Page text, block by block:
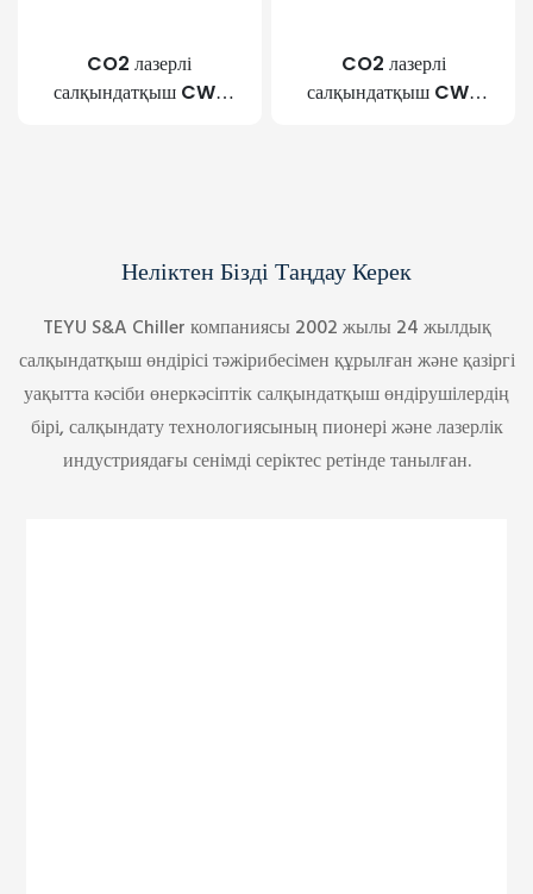
CO2 лазерлі
салқындатқыш CW-
CO2 лазерлі
салқындатқыш CW-
Неліктен Бізді Таңдау Керек
TEYU S&A Chiller компаниясы 2002 жылы 24 жылдық
салқындатқыш өндірісі тәжірибесімен құрылған және қазіргі
уақытта кәсіби өнеркәсіптік салқындатқыш өндірушілердің
бірі, салқындату технологиясының пионері және лазерлік
индустриядағы сенімді серіктес ретінде танылған.